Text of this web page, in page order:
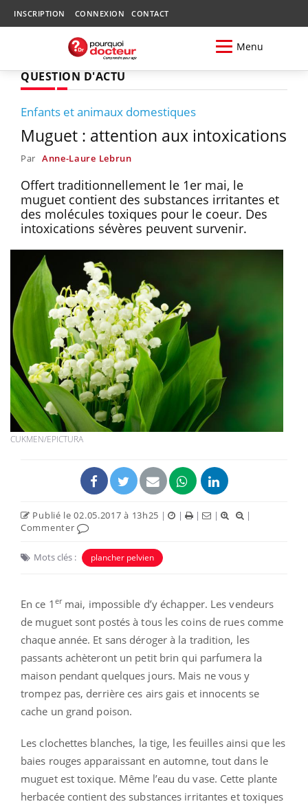
INSCRIPTION CONNEXION CONTACT
Menu
QUESTION D'ACTU
Enfants et animaux domestiques
Muguet : attention aux intoxications
Par Anne-Laure Lebrun
Offert traditionnellement le 1er mai, le
muguet contient des substances irritantes et
des molécules toxiques pour le coeur. Des
intoxications sévères peuvent survenir.
CUKMEN/EPICTURA
Publié le 02.05.2017 à 13h25 | | | |
|
Commenter
Mots clés : plancher pelvien
En ce 1 ermai, impossible d’y échapper. Les vendeurs
de muguet sont postés à tous les coins de rues comme
chaque année. Et sans déroger à la tradition, les
passants achèteront un petit brin qui parfumera la
maison pendant quelques jours. Mais ne vous y
trompez pas, derrière ces airs gais et innocents se
cache un grand poison.
Les clochettes blanches, la tige, les feuilles ainsi que les
baies rouges apparaissant en automne, tout dans le
muguet est toxique. Même l’eau du vase. Cette plante
herbacée contient des substances irritantes et toxiques